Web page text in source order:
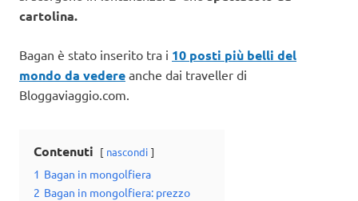
cartolina.
Bagan è stato inserito tra i 10 posti più belli del
mondo da vedere anche dai traveller di
Bloggaviaggio.com.
Contenuti nascondi
1 Bagan in mongolfiera
2 Bagan in mongolfiera: prezzo